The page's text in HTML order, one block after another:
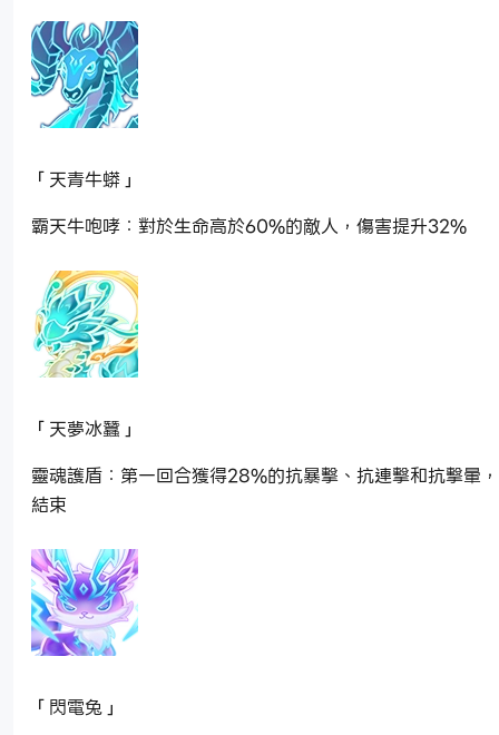
「天青牛蟒」
霸天牛咆哮：對於生命高於60%的敵人，傷害提升32%
「天夢冰蠶」
靈魂護盾：第一回合獲得28%的抗暴擊、抗連擊和抗擊暈
結束
「閃電兔」